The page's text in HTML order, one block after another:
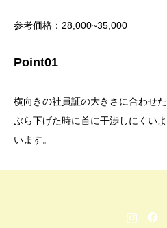
参考価格：28,000~35,000
Point01
横向きの社員証の大きさに合わせ
ぶら下げた時に首に干渉しにくい
います。